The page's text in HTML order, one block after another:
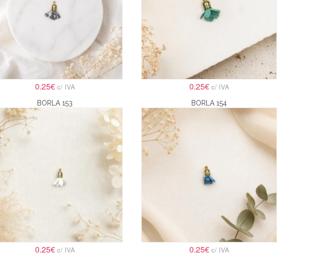
0.25€ c/ IVA 0.25€ c/ IVA
BORLA 153
0.25€ c/ IVA
BORLA 154
0.25€ c/ IVA